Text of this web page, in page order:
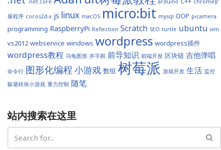
展程序 cocos2d-x js linux macOS micro:bit mysql OOP picamera
programming RaspberryPi Reflection Scratch SEO turtle ubuntu vim
vs2012 webservice windows wordpress wordpress插件
wordpress教程 乌龟图形 井字棋 前导知识 前端开发 区块链 吉他弹唱
命令行 图形化编程 小游戏 数组 树莓派 游戏开发 生活 监控
躲避砖块小游戏 重力控制 随笔
站内搜索在这里